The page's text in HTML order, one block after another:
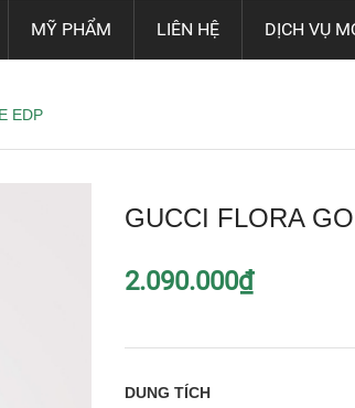
MỸ PHẨM LIÊN HỆ DỊCH VỤ
EDP
GUCCI FLORA
2.090.000₫
DUNG TÍCH